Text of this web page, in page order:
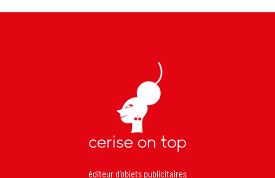
éditeur d'objets publicitaires